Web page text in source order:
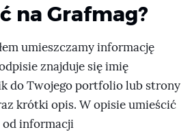
na Grafmag?
umieszczamy informację
znajduje się imię
do Twojego portfolio lub strony
krótki opis. W opisie umieścić
od informacji